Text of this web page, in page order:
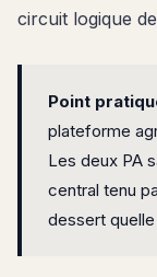
circuit logique
Point
plateforme
Les deux PA
central tenu
dessert